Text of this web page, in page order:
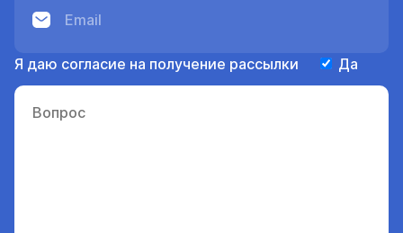
Я даю согласие на получение рассылки Да